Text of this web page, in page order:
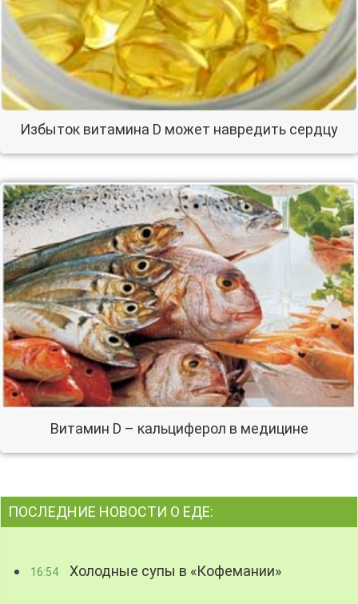
Избыток витамина D может навредить сердцу
Витамин D – кальциферол в медицине
ПОСЛЕДНИЕ НОВОСТИ О ЕДЕ:
16:54 Холодные супы в «Кофемании»